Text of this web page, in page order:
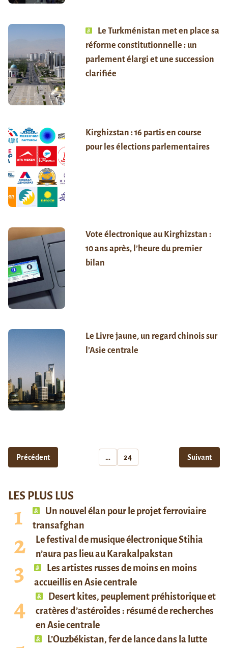
Le Turkménistan met en place sa
réforme constitutionnelle : un
parlement élargi et une succession
clarifiée
Kirghizstan : 16 partis en course
pour les élections parlementaires
Vote électronique au Kirghizstan :
10 ans après, l’heure du premier
bilan
Le Livre jaune, un regard chinois sur
l’Asie centrale
Précédent … 24 Suivant
LES PLUS LUS
Un nouvel élan pour le projet ferroviaire
transafghan
Le festival de musique électronique Stihia
n’aura pas lieu au Karakalpakstan
Les artistes russes de moins en moins
accueillis en Asie centrale
Desert kites, peuplement préhistorique et
cratères d’astéroïdes : résumé de recherches
en Asie centrale
L’Ouzbékistan, fer de lance dans la lutte